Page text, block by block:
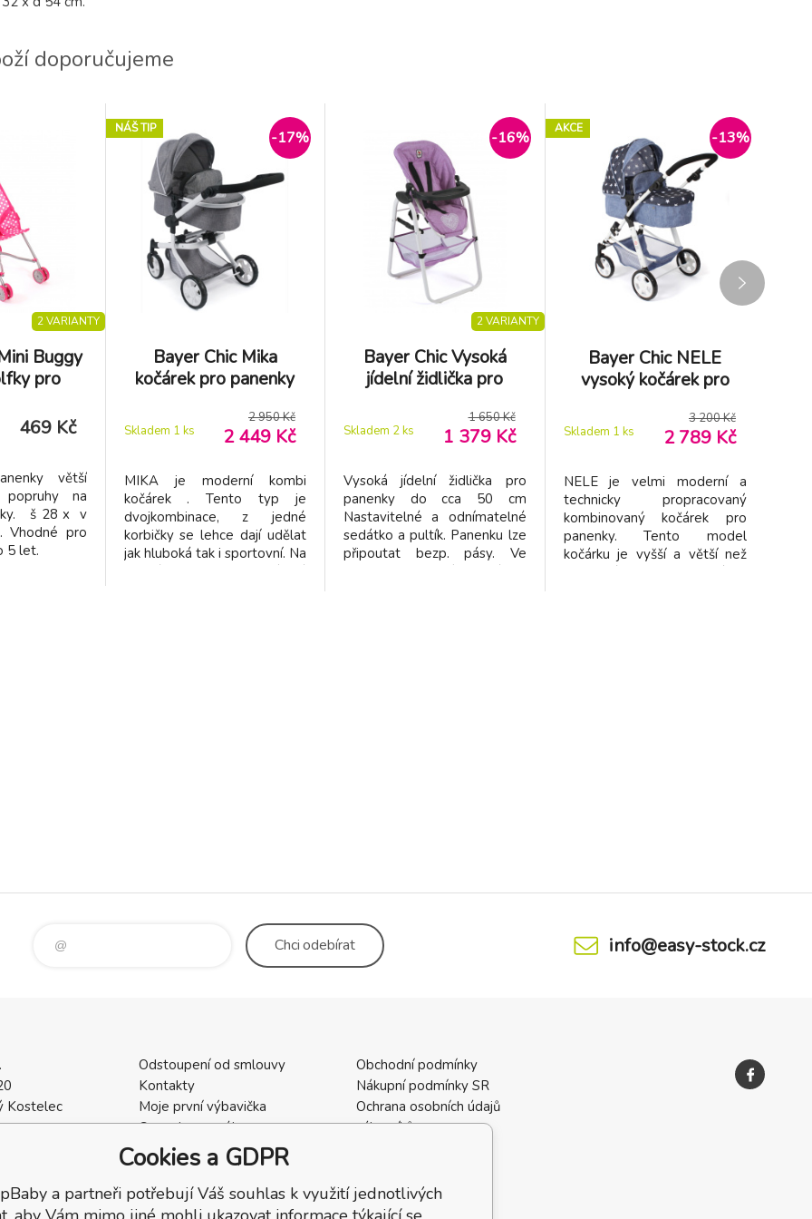
doporučujeme
2 VARIANTY
Buggy
pro
469 Kč
větší
popruhy na
š 28 x v
pro
do 5 let.
NÁŠ TIP -17%
Bayer Chic Mika
kočárek pro panenky
Skladem 1 ks
2 950 Kč
2 449 Kč
MIKA je moderní kombi
kočárek . Tento typ je
dvojkombinace, z jedné
korbičky se lehce dají udělat
jak hluboká tak i sportovní. Na
pevném podvozku, který má
2 VARIANTY
-16%
Bayer Chic Vysoká
jídelní židlička pro
Skladem 2ks
1 650 Kč
1 379 Kč
Vysoká jídelní židlička pro
panenky do cca 50 cm
Nastavitelné a odnímatelné
sedátko a pultík. Panenku lze
připoutat bezp. pásy. Ve
spodu židličky síťka. Dá se
AKCE -13%
Bayer Chic NELE
vysoký kočárek pro
Skladem 1 ks
3 200 Kč
2 789 Kč
NELE je velmi moderní a
technicky propracovaný
kombinovaný kočárek pro
panenky. Tento model
kočárku je vyšší a větší než
podobné modely kočárků.
Chciodebírat info@easy-stock.cz
Kostelec
Odstoupení od smlouvy
Kontakty
Moje první výbavička
Ceny dopravného
Vrácení zboží / Reklamace
Reklamace
Recenze
Obchodní podmínky
Nákupní podmínky SR
Ochrana osobních údajů
zákazníků
Cookies a GDPR
a partneři potřebují Váš souhlas k využití jednotlivých